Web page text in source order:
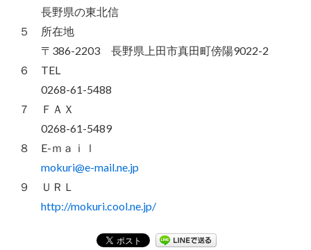
長野県の東北信
５ 所在地
〒386-2203 長野県上田市真田町傍陽9022-2
６ TEL
0268-61-5488
７ ＦＡＸ
0268-61-5489
８ E-ｍａｉｌ
mokuri@e-mail.ne.jp
９ ＵＲＬ
http://mokuri.cool.ne.jp/